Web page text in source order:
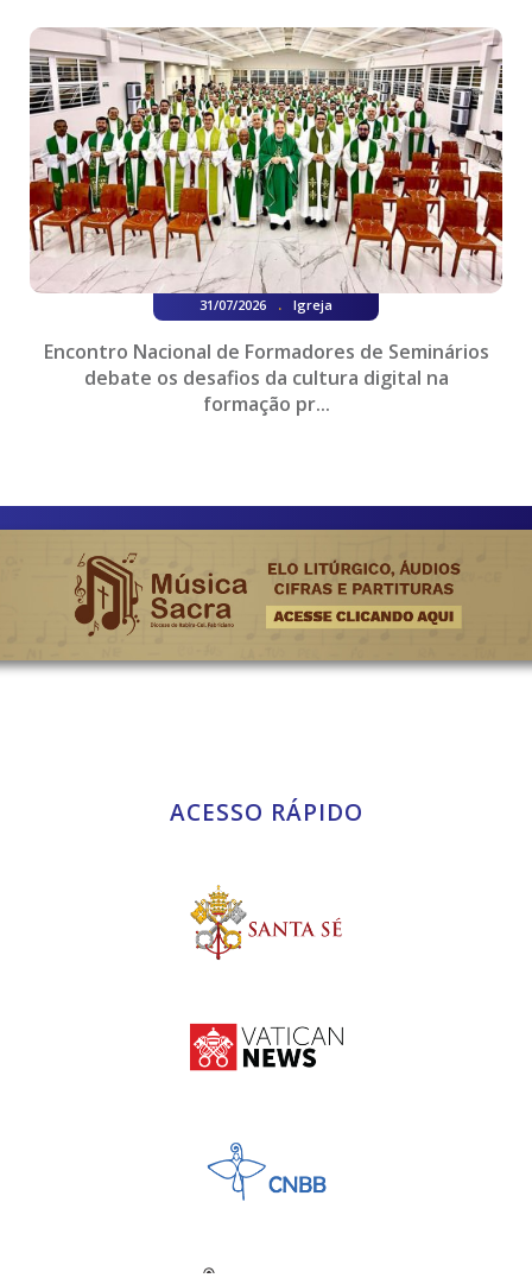
31/07/2026 . Igreja
Encontro Nacional de Formadores de Seminários
debate os desafios da cultura digital na
formação pr...
ACESSO RÁPIDO